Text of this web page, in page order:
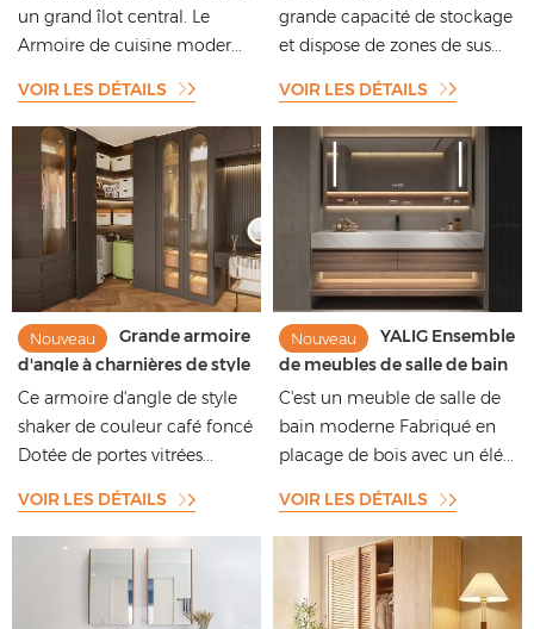
un grand îlot central. Le
Armoire de cuisine moder...
VOIR LES DÉTAILS
grande capacité de stockage
et dispose de zones de sus...
VOIR LES DÉTAILS
Nouveau
Grande armoire
d'angle à charnières de style
européen, légère et
luxueuse, avec plusieurs
rangements
Ce armoire d'angle de style
shaker de couleur café foncé
Dotée de portes vitrées...
VOIR LES DÉTAILS
Nouveau
YALIG Ensemble
de meubles de salle de bain
flottants, imperméables et
murale, sur mesure
C'est un meuble de salle de
bain moderne Fabriqué en
placage de bois avec un élé...
VOIR LES DÉTAILS